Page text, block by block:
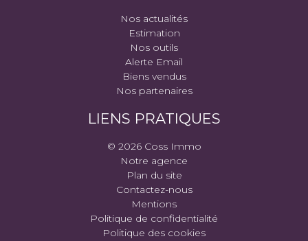
Nos actualités
Estimation
Nos outils
Alerte Email
Biens vendus
Nos partenaires
LIENS PRATIQUES
© 2026 Coss Immo
Notre agence
Plan du site
Contactez-nous
Mentions
Politique de confidentialité
Politique des cookies